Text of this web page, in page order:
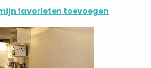
favoris
favorieten toevoegen